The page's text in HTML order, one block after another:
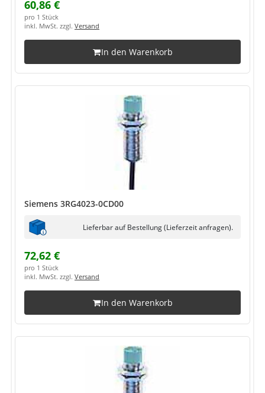
60,86 €
pro 1 Stück
inkl. MwSt. zzgl. Versand
In den Warenkorb
Siemens 3RG4023-0CD00
Lieferbar auf Bestellung (Lieferzeit anfragen).
72,62 €
pro 1 Stück
inkl. MwSt. zzgl. Versand
In den Warenkorb